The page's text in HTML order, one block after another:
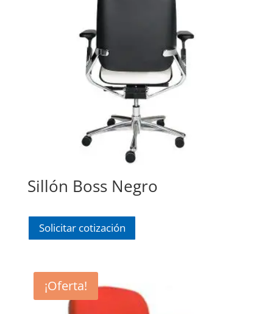
Sillón Boss Negro
Solicitar cotización
¡Oferta!